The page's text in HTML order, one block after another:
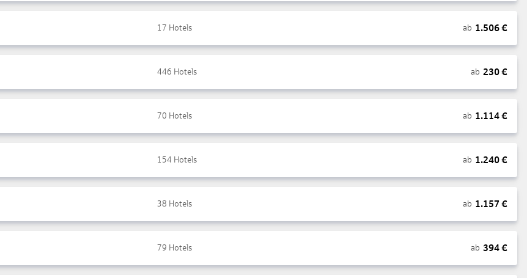
17 Hotels ab 1.506€
446 Hotels ab 230€
70 Hotels ab 1.114€
154 Hotels ab 1.240€
38 Hotels ab 1.157 €
79 Hotels ab 394€